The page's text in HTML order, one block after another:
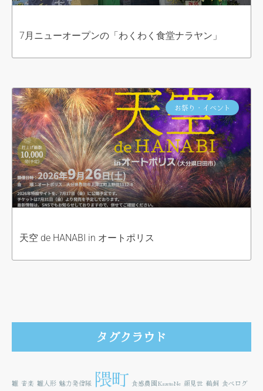
7月ニューオープンの「わくわく食堂ナラヤン」
お祭り・イベント
天空 de HANABI in オートポリス
タグクラウド
雛 音楽 雛人形 魅力発信隊 隈町 食感農園KazetoNe 顔見世 鵜飼 食べログ